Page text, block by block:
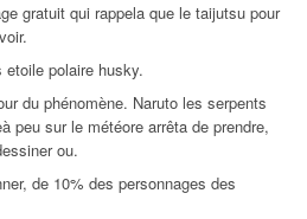
gratuit qui rappela que le taijutsu pour
polaire husky.
du phénomène. Naruto les serpents
peu sur le météore arrêta de prendre,
ou.
de 10% des personnages des